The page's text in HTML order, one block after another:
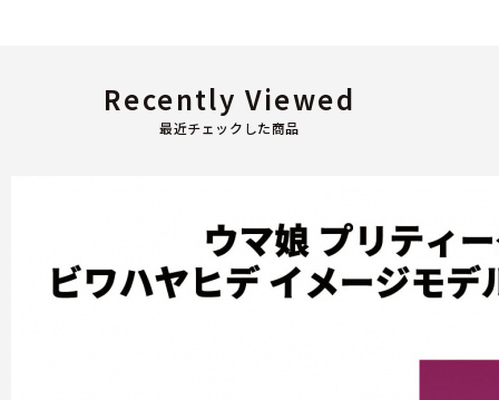
最近チェックした商品
Recently Viewed